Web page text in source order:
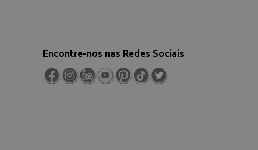
Encontre-nos nas Redes Sociais